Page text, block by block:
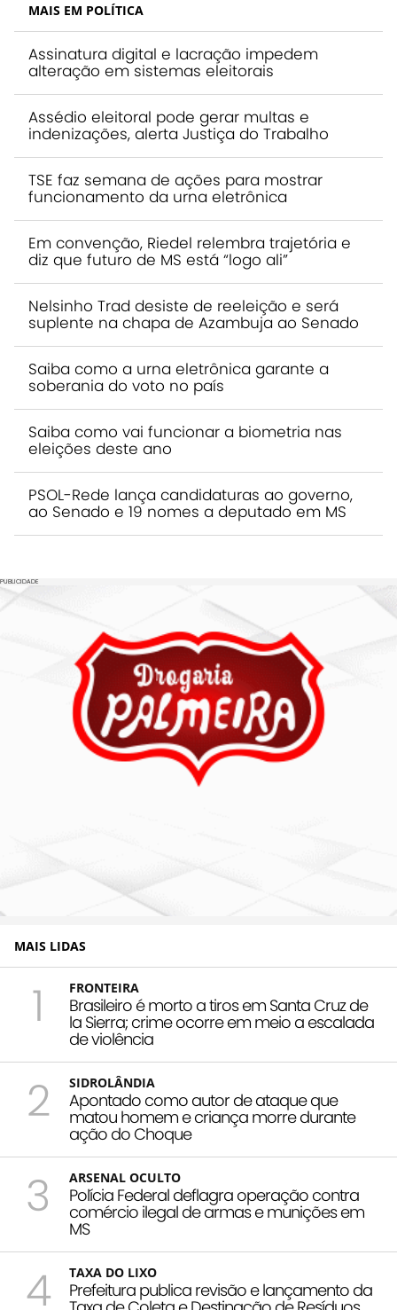
MAIS EM POLÍTICA
Assinatura digital e lacração impedem
alteração em sistemas eleitorais
Assédio eleitoral pode gerar multas e
indenizações, alerta Justiça do Trabalho
TSE faz semana de ações para mostrar
funcionamento da urna eletrônica
Em convenção, Riedel relembra trajetória e
diz que futuro de MS está “logo ali”
Nelsinho Trad desiste de reeleição e será
suplente na chapa de Azambuja ao Senado
Saiba como a urna eletrônica garante a
soberania do voto no país
Saiba como vai funcionar a biometria nas
eleições deste ano
PSOL-Rede lança candidaturas ao governo,
ao Senado e 19 nomes a deputado em MS
PUBLICIDADE
MAIS LIDAS
1 FRONTEIRA
Brasileiro é morto a tiros em Santa Cruz de
la Sierra; crime ocorre em meio a escalada
de violência
2 SIDROLÂNDIA
Apontado como autor de ataque que
matou homem e criança morre durante
ação do Choque
3 ARSENAL OCULTO
Polícia Federal deflagra operação contra
comércio ilegal de armas e munições em
MS
4 TAXA DO LIXO
Prefeitura publica revisão e lançamento da